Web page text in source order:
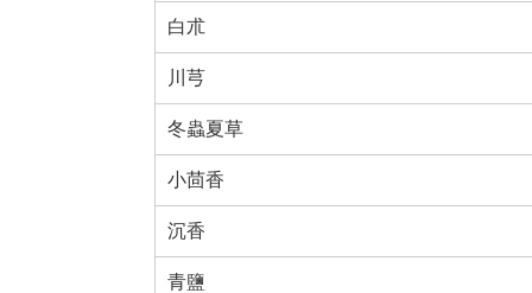
白朮
川芎
冬蟲夏草
小茴香
沉香
青鹽